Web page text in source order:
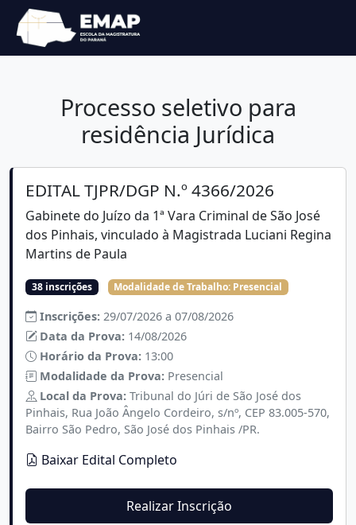
Processo seletivo para
residência Jurídica
EDITAL TJPR/DGP N.º 4366/2026
Gabinete do Juízo da 1ª Vara Criminal de São José
dos Pinhais, vinculado à Magistrada Luciani Regina
Martins de Paula
38 inscrições Modalidade de Trabalho: Presencial
Inscrições: 29/07/2026 a 07/08/2026
Data da Prova: 14/08/2026
Horário da Prova: 13:00
Modalidade da Prova: Presencial
Local da Prova: Tribunal do Júri de São José dos
Pinhais, Rua João Ângelo Cordeiro, s/nº, CEP 83.005-570,
Bairro São Pedro, São José dos Pinhais /PR.
Baixar Edital Completo
Realizar Inscrição